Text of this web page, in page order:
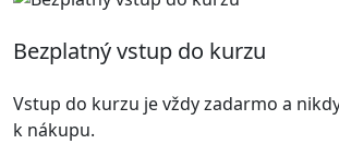
Bezplatný vstup do kurzu
Vstup do kurzu je vždy zadarmo a
k nákupu.